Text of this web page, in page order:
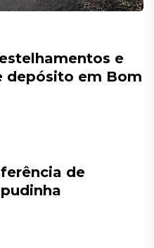
e
depósito em Bom
de